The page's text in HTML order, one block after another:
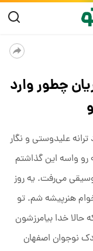
چطور وارد
علیدوستی و نگار
رو واسه این گذاشتم
می‌رفت. یه روز
هنرپیشه شم. تو
خدا بیامرزشون
نوجوان اصفهان